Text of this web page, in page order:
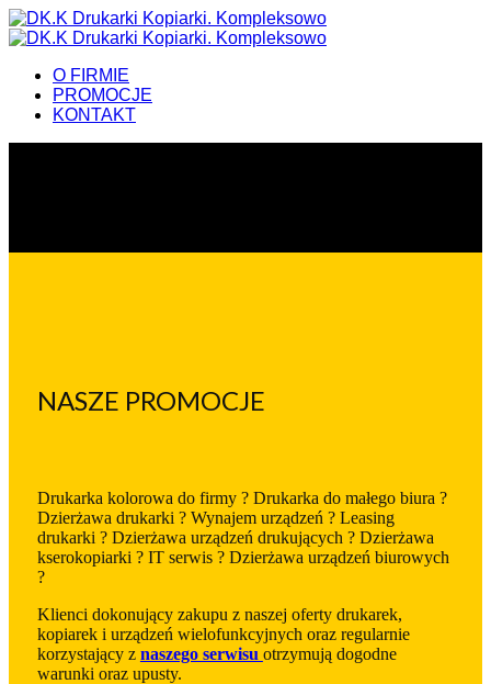
O FIRMIE
PROMOCJE
KONTAKT
NASZE PROMOCJE
Drukarka kolorowa do firmy ? Drukarka do małego biura ?
Dzierżawa drukarki ? Wynajem urządzeń ? Leasing
drukarki ? Dzierżawa urządzeń drukujących ? Dzierżawa
kserokopiarki ? IT serwis ? Dzierżawa urządzeń biurowych
?
Klienci dokonujący zakupu z naszej oferty drukarek,
kopiarek i urządzeń wielofunkcyjnych oraz regularnie
korzystający z naszego serwisu otrzymują dogodne
warunki oraz upusty.